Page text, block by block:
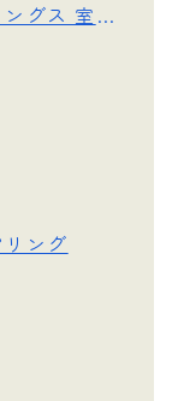
株式会社日本ハウスホールディングス 室蘭営業所
ング